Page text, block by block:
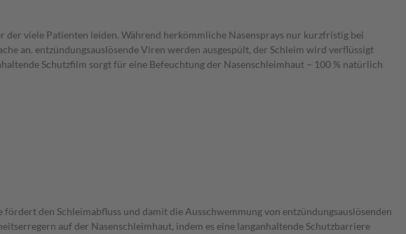
viele Patienten leiden. Während herkömmliche Nasensprays nur kurzfristig bei
an. entzündungsauslösende Viren werden ausgespült, der Schleim wird verflüssigt
Schutzfilm sorgt für eine Befeuchtung der Nasenschleimhaut – 100 % natürlich
den Schleimabfluss und damit die Ausschwemmung von entzündungsauslösenden
auf der Nasenschleimhaut, indem es eine langanhaltende Schutzbarriere